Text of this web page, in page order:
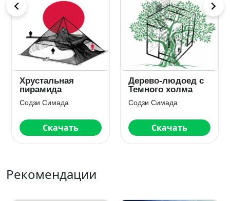
Хрустальная
пирамида
Содзи Симада
Скачать
Дерево-людоед с
Темного холма
Содзи Симада
Скачать
Рекомендации